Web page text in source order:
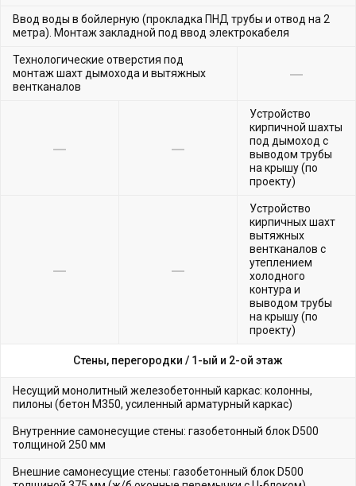
Ввод воды в бойлерную (прокладка ПНД трубы и отвод на 2
метра). Монтаж закладной под ввод электрокабеля
Технологические отверстия под
монтаж шахт дымохода и вытяжных
вентканалов
Устройство
кирпичной шахты
под дымоход с
выводом трубы
на крышу (по
проекту)
Устройство
кирпичных шахт
вытяжных
вентканалов с
утеплением
холодного
контура и
выводом трубы
на крышу (по
проекту)
Стены, перегородки / 1-ый и 2-ой этаж
Несущий монолитный железобетонный каркас: колонны,
пилоны (бетон М350, усиленный арматурный каркас)
Внутренние самонесущие стены: газобетонный блок D500
толщиной 250 мм
Внешние самонесущие стены: газобетонный блок D500